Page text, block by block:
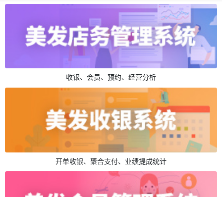
收银、会员、预约、经营分析
开单收银、聚合支付、业绩提成统计